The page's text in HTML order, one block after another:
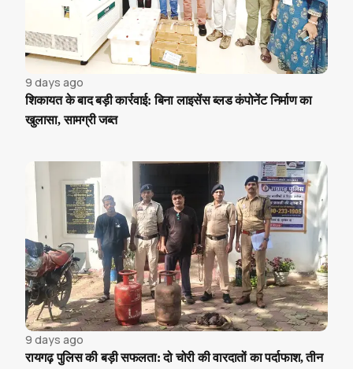
9 days ago
शिकायत के बाद बड़ी कार्रवाई: बिना लाइसेंस ब्लड कंपोनेंट निर्माण का
खुलासा, सामग्री जब्त
9 days ago
रायगढ़ पुलिस की बड़ी सफलता: दो चोरी की वारदातों का पर्दाफाश, तीन